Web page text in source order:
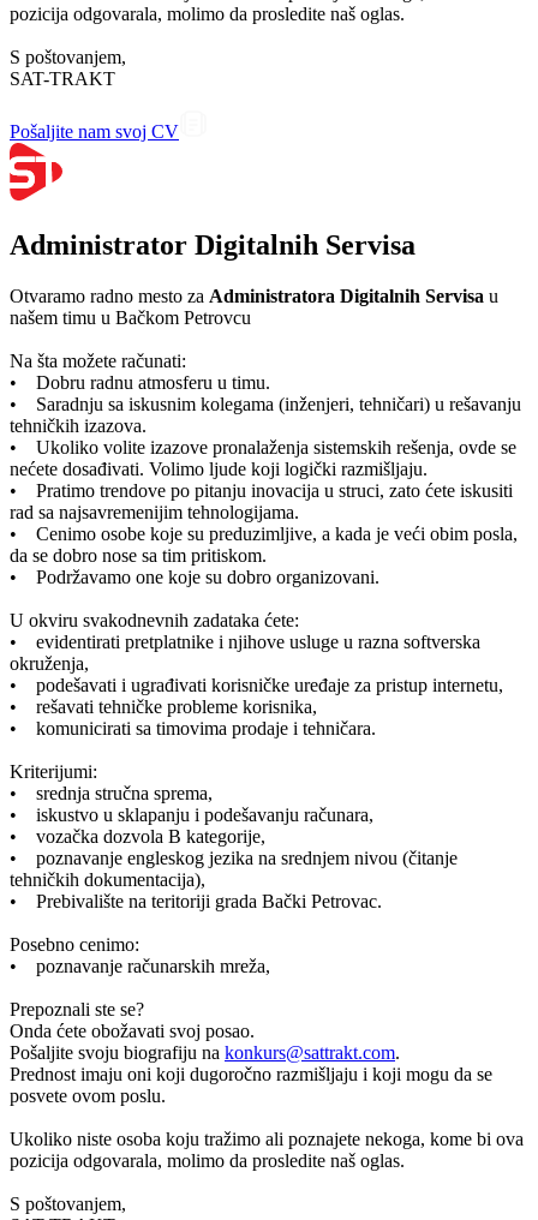
pozicija odgovarala, molimo da prosledite naš oglas.
S poštovanjem,
SAT-TRAKT
Pošaljite nam svoj CV
Administrator Digitalnih Servisa
Otvaramo radno mesto za Administratora Digitalnih Servisa u
našem timu u Bačkom Petrovcu
Na šta možete računati:
• Dobru radnu atmosferu u timu.
• Saradnju sa iskusnim kolegama (inženjeri, tehničari) u rešavanju
tehničkih izazova.
• Ukoliko volite izazove pronalaženja sistemskih rešenja, ovde se
nećete dosađivati. Volimo ljude koji logički razmišljaju.
• Pratimo trendove po pitanju inovacija u struci, zato ćete iskusiti
rad sa najsavremenijim tehnologijama.
• Cenimo osobe koje su preduzimljive, a kada je veći obim posla,
da se dobro nose sa tim pritiskom.
• Podržavamo one koje su dobro organizovani.
U okviru svakodnevnih zadataka ćete:
• evidentirati pretplatnike i njihove usluge u razna softverska
okruženja,
• podešavati i ugrađivati korisničke uređaje za pristup internetu,
• rešavati tehničke probleme korisnika,
• komunicirati sa timovima prodaje i tehničara.
Kriterijumi:
• srednja stručna sprema,
• iskustvo u sklapanju i podešavanju računara,
• vozačka dozvola B kategorije,
• poznavanje engleskog jezika na srednjem nivou (čitanje
tehničkih dokumentacija),
• Prebivalište na teritoriji grada Bački Petrovac.
Posebno cenimo:
• poznavanje računarskih mreža,
Prepoznali ste se?
Onda ćete obožavati svoj posao.
Pošaljite svoju biografiju na konkurs@sattrakt.com.
Prednost imaju oni koji dugoročno razmišljaju i koji mogu da se
posvete ovom poslu.
Ukoliko niste osoba koju tražimo ali poznajete nekoga, kome bi ova
pozicija odgovarala, molimo da prosledite naš oglas.
S poštovanjem,